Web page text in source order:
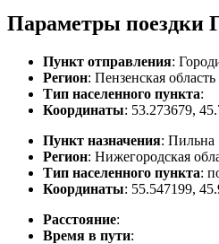
Параметры поездки
Пункт отправления:
Регион: Пензенская область
Тип населенного пункта:
Координаты: 53.273679,
Пункт назначения: Пильна
Регион: Нижегородская
Тип населенного пункта:
Координаты: 55.547199,
Расстояние:
Время в пути: